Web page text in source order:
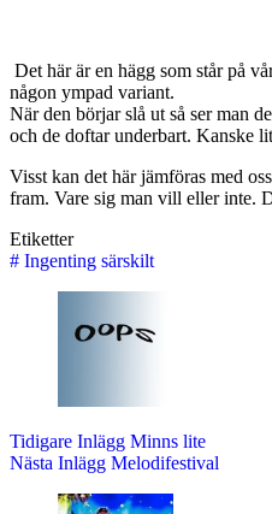
Det här är en hägg som står på
någon ympad variant.
När den börjar slå ut så ser man
och de doftar underbart. Kanske
Visst kan det här jämföras med
fram. Vare sig man vill eller inte.
Etiketter
# Ingenting särskilt
Tidigare Inlägg Minns lite
Nästa Inlägg Melodifestival